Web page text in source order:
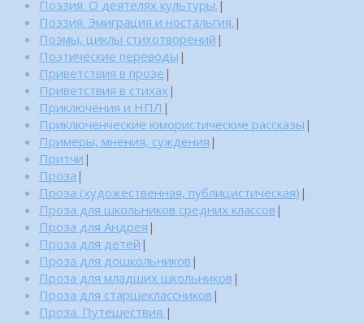
Поэзия. О деятелях культуры. |
Поэзия. Эмиграция и ностальгия. |
Поэмы, циклы стихотворений |
Поэтические переводы |
Приветствия в прозе |
Приветствия в стихах |
Приключения и НПЛ |
Приключенческие юмористические рассказы |
Примеры, мнения, суждения |
Притчи |
Проза |
Проза (художественная, публицистическая) |
Проза для школьников средних классов |
Проза для Андрея |
Проза для детей |
Проза для дошкольников |
Проза для младших школьников |
Проза для старшеклассников |
Проза. Путешествия. |